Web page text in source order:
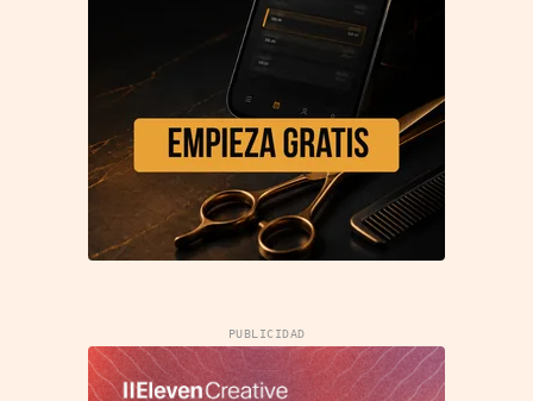
PUBLICIDAD